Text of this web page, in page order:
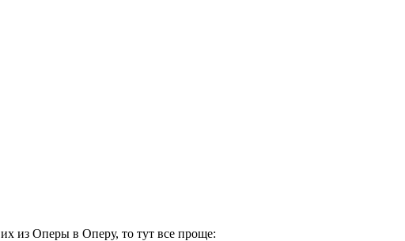
их из Оперы в Оперу, то тут все проще: